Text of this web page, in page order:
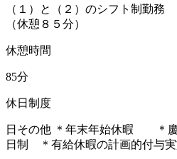
（１）と（２）のシフト制勤
（休憩８５分）
休憩時間
85分
休日制度
日その他 ＊年末年始休暇 ＊
日制 ＊有給休暇の計画的付与実